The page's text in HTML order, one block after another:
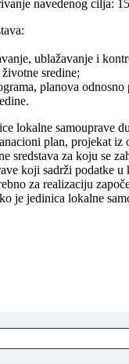
navedenog cilja:
ublažavanje i
sredine;
planova
lokalne samouprave
plan, projekat
sredstava za koju se
koji sadrži
za realizaciju
je jedinica lokalne